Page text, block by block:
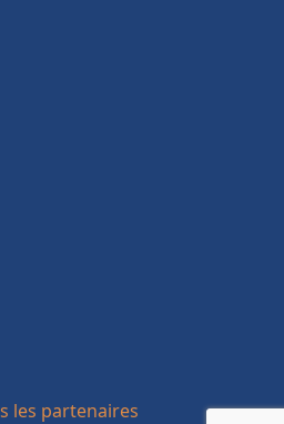
les partenaires